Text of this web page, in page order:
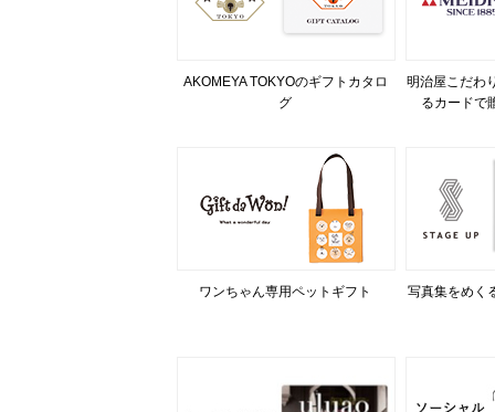
AKOMEYA TOKYOのギフトカタロ
グ
明治屋こだわ
るカードで
ワンちゃん専用ペットギフト
写真集をめく